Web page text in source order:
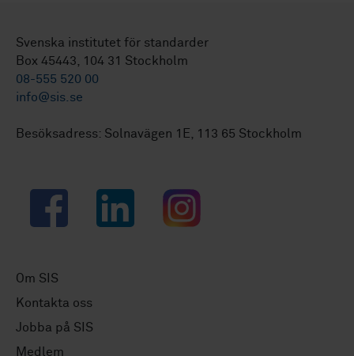
Svenska institutet för standarder
Box 45443, 104 31 Stockholm
08-555 520 00
info@sis.se
Besöksadress: Solnavägen 1E, 113 65 Stockholm
Facebook LinkedIn Instagram
Om SIS
Kontakta oss
Jobba på SIS
Medlem